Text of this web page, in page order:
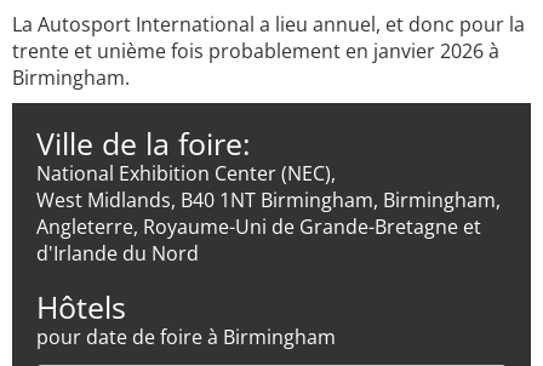
La Autosport International a lieu annuel, et donc pour la
trente et unième fois probablement en janvier 2026 à
Birmingham.
Ville de la foire:
National Exhibition Center (NEC),
West Midlands, B40 1NT Birmingham, Birmingham,
Angleterre, Royaume-Uni de Grande-Bretagne et
d'Irlande du Nord
Hôtels
pour date de foire à Birmingham